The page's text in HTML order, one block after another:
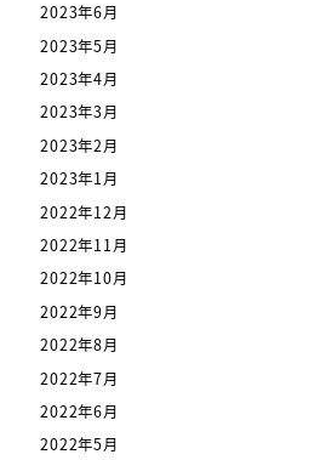
2023年6月
2023年5月
2023年4月
2023年3月
2023年2月
2023年1月
2022年12月
2022年11月
2022年10月
2022年9月
2022年8月
2022年7月
2022年6月
2022年5月